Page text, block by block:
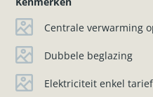
Centrale verwarming
Dubbele beglazing
Elektriciteit enkel tarief